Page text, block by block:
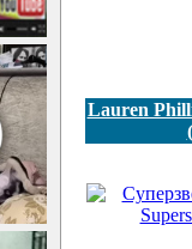
Lauren